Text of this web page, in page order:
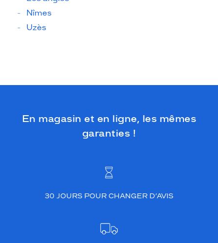
Nîmes
Uzès
En magasin et en ligne, les mêmes
garanties !
30 JOURS POUR CHANGER D’AVIS